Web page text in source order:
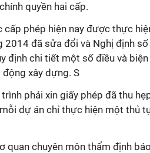
quyền hai cấp.
cấp phép hiện nay được thực
2014 đã sửa đổi và Nghị định số
định chi tiết một số điều và
động xây dựng. S
phải xin giấy phép đã thu
dự án chỉ thực hiện một thủ
chuyên môn thẩm định